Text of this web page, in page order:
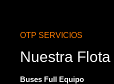
OTP SERVICIOS
Nuestra Flota
Buses Full Equipo